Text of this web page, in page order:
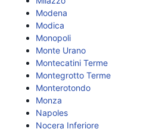
Modena
Modica
Monopoli
Monte Urano
Montecatini Terme
Montegrotto Terme
Monterotondo
Monza
Napoles
Nocera Inferiore